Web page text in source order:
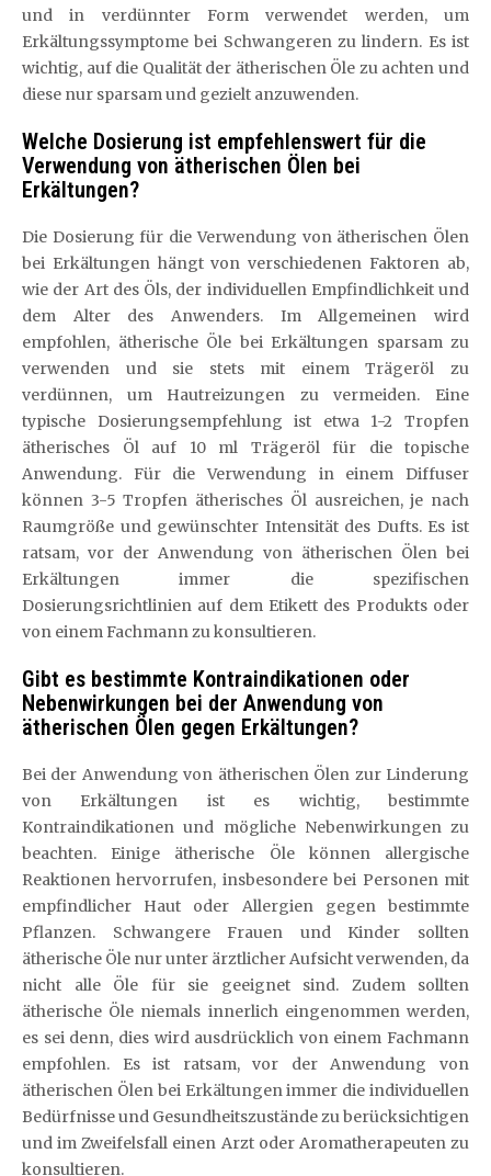
und in verdünnter Form verwendet werden, um
Erkältungssymptome bei Schwangeren zu lindern. Es ist
wichtig, auf die Qualität der ätherischen Öle zu achten und
diese nur sparsam und gezielt anzuwenden.
Welche Dosierung ist empfehlenswert für die
Verwendung von ätherischen Ölen bei
Erkältungen?
Die Dosierung für die Verwendung von ätherischen Ölen
bei Erkältungen hängt von verschiedenen Faktoren ab,
wie der Art des Öls, der individuellen Empfindlichkeit und
dem Alter des Anwenders. Im Allgemeinen wird
empfohlen, ätherische Öle bei Erkältungen sparsam zu
verwenden und sie stets mit einem Trägeröl zu
verdünnen, um Hautreizungen zu vermeiden. Eine
typische Dosierungsempfehlung ist etwa 1-2 Tropfen
ätherisches Öl auf 10 ml Trägeröl für die topische
Anwendung. Für die Verwendung in einem Diffuser
können 3-5 Tropfen ätherisches Öl ausreichen, je nach
Raumgröße und gewünschter Intensität des Dufts. Es ist
ratsam, vor der Anwendung von ätherischen Ölen bei
Erkältungen immer die spezifischen
Dosierungsrichtlinien auf dem Etikett des Produkts oder
von einem Fachmann zu konsultieren.
Gibt es bestimmte Kontraindikationen oder
Nebenwirkungen bei der Anwendung von
ätherischen Ölen gegen Erkältungen?
Bei der Anwendung von ätherischen Ölen zur Linderung
von Erkältungen ist es wichtig, bestimmte
Kontraindikationen und mögliche Nebenwirkungen zu
beachten. Einige ätherische Öle können allergische
Reaktionen hervorrufen, insbesondere bei Personen mit
empfindlicher Haut oder Allergien gegen bestimmte
Pflanzen. Schwangere Frauen und Kinder sollten
ätherische Öle nur unter ärztlicher Aufsicht verwenden, da
nicht alle Öle für sie geeignet sind. Zudem sollten
ätherische Öle niemals innerlich eingenommen werden,
es sei denn, dies wird ausdrücklich von einem Fachmann
empfohlen. Es ist ratsam, vor der Anwendung von
ätherischen Ölen bei Erkältungen immer die individuellen
Bedürfnisse und Gesundheitszustände zu berücksichtigen
und im Zweifelsfall einen Arzt oder Aromatherapeuten zu
konsultieren.